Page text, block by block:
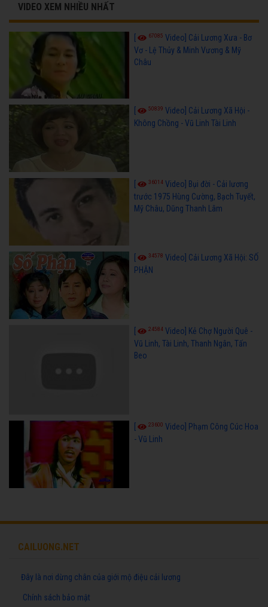
VIDEO XEM NHIỀU NHẤT
[ 67085 Video] Cải Lương Xưa - Bơ
Vơ - Lệ Thủy & Minh Vương & Mỹ
Châu
50839 Video] Cải Lương Xã Hội -
Không Chồng - Vũ Linh Tài Linh
36014 Video] Bụi đời - Cải lương
trước 1975 Hùng Cường, Bạch Tuyết,
Mỹ Châu, Dũng Thanh Lâm
34578 Video] Cải Lương Xã Hội: SỐ
PHẬN
24584 Video] Kẻ Chợ Người Quê -
Vũ Linh, Tài Linh, Thanh Ngân, Tấn
Beo
23600 Video] Phạm Công Cúc Hoa
- Vũ Linh
CAILUONG.NET
Đây là nơi dừng chân của giới mộ điệu cải lương
Chính sách bảo mật